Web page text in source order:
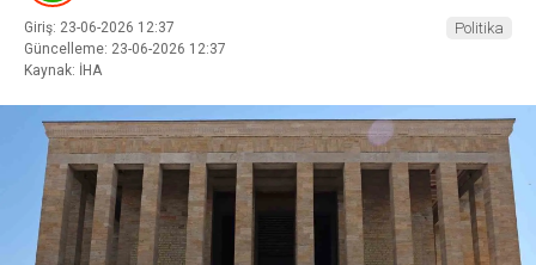
Giriş: 23-06-2026 12:37
Güncelleme: 23-06-2026 12:37
Kaynak: İHA
Politika